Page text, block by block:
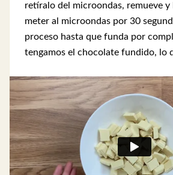
retíralo del microondas, remueve y
meter al microondas por 30
proceso hasta que funda por
tengamos el chocolate fundido, lo